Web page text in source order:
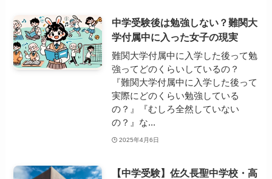
中学受験後は勉強しない？難関大
学付属中に入った女子の現実
難関大学付属中に入学した後って勉
強ってどのくらいしているの？
『難関大学付属中に入学した後って
実際にどのくらい勉強している
の？』『むしろ全然していない
の？』な...
2025年4月6日
【中学受験】佐久長聖中学校・高